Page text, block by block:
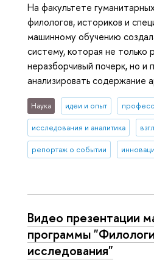
На факультете
филологов, историков и
машинному обучению
систему, которая не только
неразборчивый почерк, но и
анализировать содержание
Наука идеи и опыт
исследования и аналитика
репортаж о событии
Видео презентации
программы
исследования"